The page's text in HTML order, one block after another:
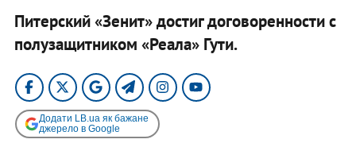
Питерский «Зенит» достиг договоренности с
полузащитником «Реала» Гути.
Додати LB.ua як бажане
джерело в Google